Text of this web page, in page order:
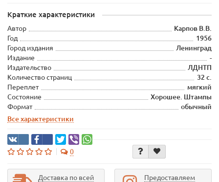
Краткие характеристики
Автор
Карпов В.В.
Год
1956
Город издания
Ленинград
Издание
-
Издательство
ЛДНТП
Количество страниц
32 с.
Переплет
мягкий
Состояние
Хорошее. Штампы
Формат
обычный
Все характеристики
0
Доставка по всей
Предоставляем